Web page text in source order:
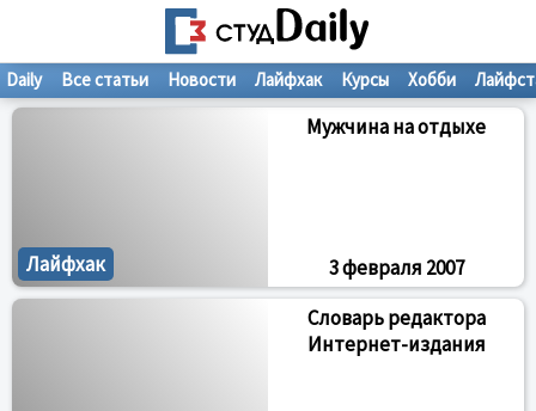
Daily Все статьи Новости Лайфхак Курсы Хобби
Лайфхак
Мужчина на отдыхе
3 февраля 2007
Словарь редактора
Интернет-издания